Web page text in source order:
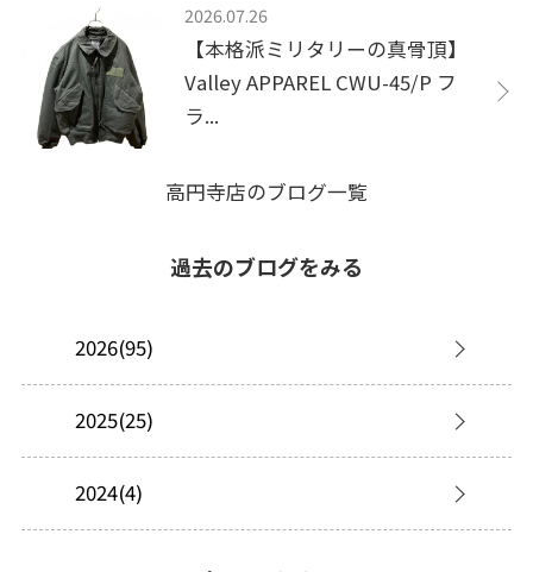
2026.07.26
【本格派ミリタリーの真骨頂】
Valley APPAREL CWU-45/P フ
ラ...
高円寺店のブログ一覧
過去のブログをみる
2026(95)
2025(25)
2024(4)